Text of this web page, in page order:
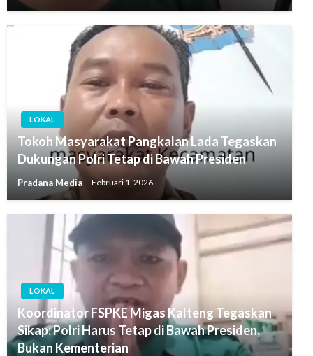
LOKAL
Tokoh Masyarakat Pangkalan Lada Tegaskan
Dukungan Polri Tetap di Bawah Presiden
Pradana Media Februari 1, 2026
LOKAL
Koordinator FSPKE Migas Kalteng Tegaskan
Sikap: Polri Harus Tetap di Bawah Presiden,
Bukan Kementerian